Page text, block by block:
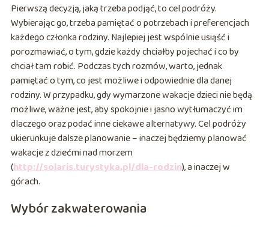
Pierwszą decyzją, jaką trzeba podjąć, to cel podróży.
Wybierając go, trzeba pamiętać o potrzebach i preferencjach
każdego członka rodziny. Najlepiej jest wspólnie usiąść i
porozmawiać, o tym, gdzie każdy chciałby pojechać i co by
chciał tam robić. Podczas tych rozmów, warto, jednak
pamiętać o tym, co jest możliwe i odpowiednie dla danej
rodziny. W przypadku, gdy wymarzone wakacje dzieci nie będą
możliwe, ważne jest, aby spokojnie i jasno wytłumaczyć im
dlaczego oraz podać inne ciekawe alternatywy. Cel podróży
ukierunkuje dalsze planowanie – inaczej będziemy planować
wakacje z dziećmi nad morzem
(http://solaris.turystyka.pl/dla-rodzin), a inaczej w
górach.
Wybór zakwaterowania